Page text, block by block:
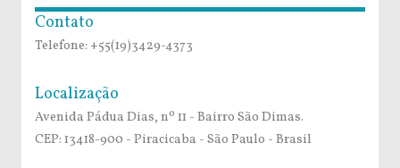
Contato
Telefone: +55(19)3429-4373
Localização
Avenida Pádua Dias, nº 11 - Bairro São Dimas.
CEP: 13418-900 - Piracicaba - São Paulo - Brasil